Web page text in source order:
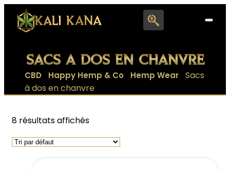
SACS À DOS EN CHANVRE
CBD Happy Hemp & Co Hemp Wear
Sacs
à dos en chanvre
8 résultats affichés